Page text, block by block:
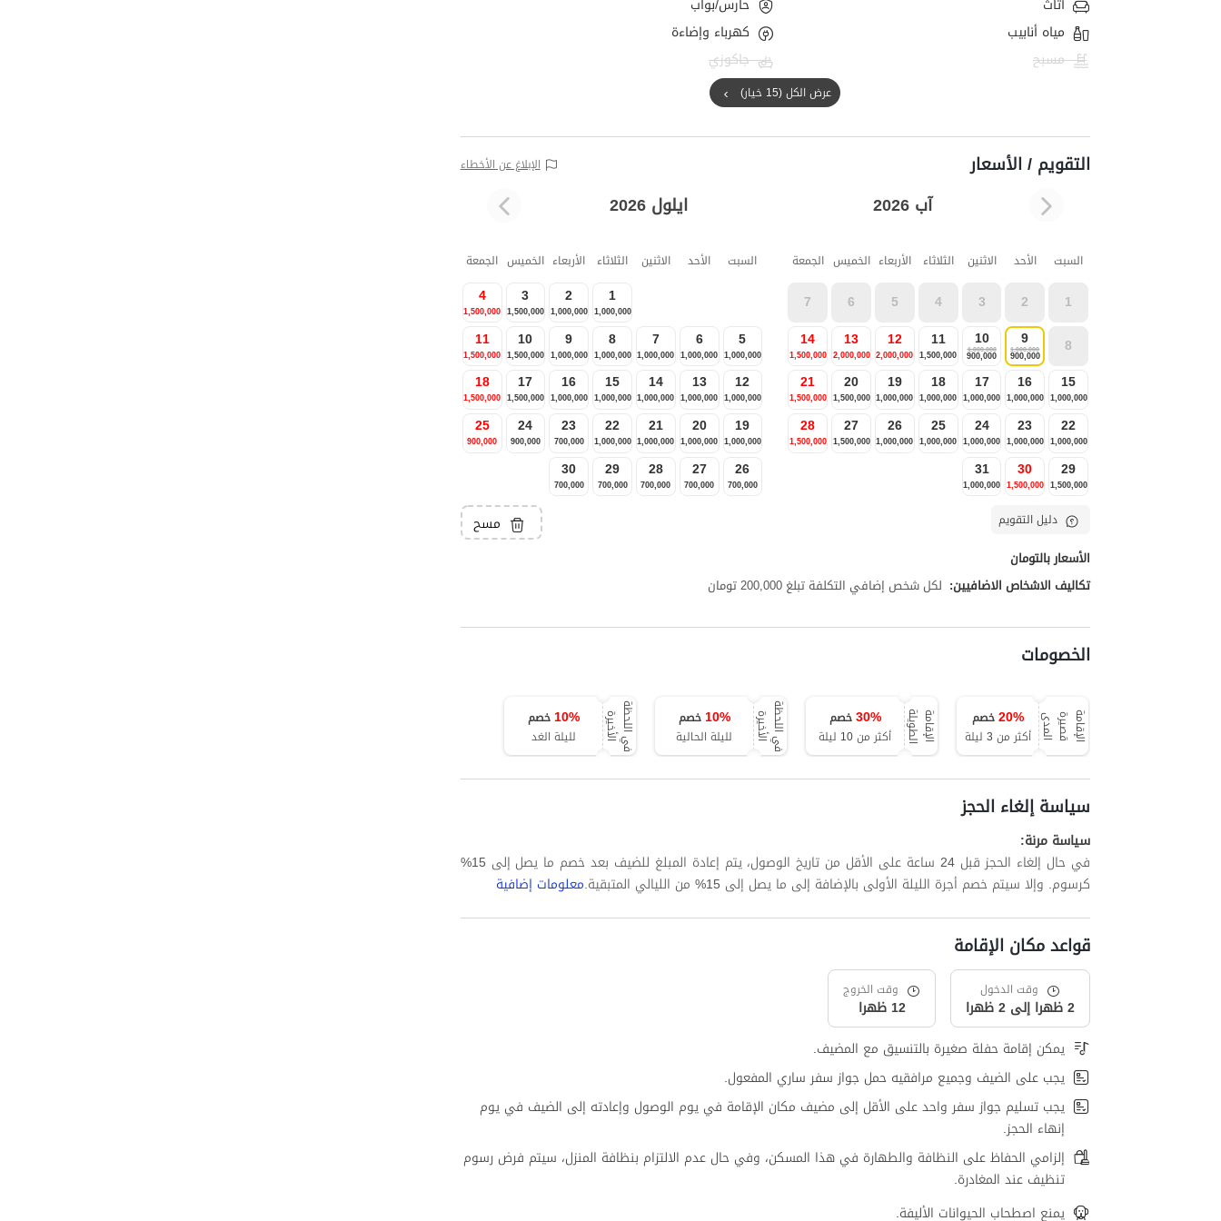
أثاث
حارس/بواب
مياه أنابيب
كهرباء وإضاءة
مسبح
جاكوزي
عرض الكل (15 خيار)
التقويم / الأسعار الإبلاغ عن الأخطاء
آب 2026 ايلول 2026
السبت الأحد الاثنين الثلاثاء الأربعاء الخميس الجمعة
1
2
3
4
5
6
7
8
9
1,000,000
900,000
10
1,000,000
900,000
11
1,500,000
12
2,000,000
13
2,000,000
14
1,500,000
15
1,000,000
16
1,000,000
17
1,000,000
18
1,000,000
19
1,000,000
20
1,500,000
21
1,500,000
22
1,000,000
23
1,000,000
24
1,000,000
25
1,000,000
26
1,000,000
27
1,500,000
28
1,500,000
29
1,500,000
30
1,500,000
31
1,000,000
السبت الأحد الاثنين الثلاثاء الأربعاء الخميس الجمعة
1
1,000,000
2
1,000,000
3
1,500,000
4
1,500,000
5
1,000,000
6
1,000,000
7
1,000,000
8
1,000,000
9
1,000,000
10
1,500,000
11
1,500,000
12
1,000,000
13
1,000,000
14
1,000,000
15
1,000,000
16
1,000,000
17
1,500,000
18
1,500,000
19
1,000,000
20
1,000,000
21
1,000,000
22
1,000,000
23
700,000
24
900,000
25
900,000
26
700,000
27
700,000
28
700,000
29
700,000
30
700,000
دليل التقويم مسح
الأسعار بالتومان
تكاليف الاشخاص الاضافيين: لكل شخص إضافي التكلفة تبلغ 200,000 تومان
الخصومات
ا
ل
إ
ق
ا
م
ة
ق
ص
ي
ر
ة
ا
ل
م
د ى 20%
خصم
أكثر من 3 ليلة
ا
ل
إ
ق
ا
م
ة
ا
ل
ط
و
ي
لة 30%
خصم
أكثر من 10 ليلة
ف
ي
ا
ل
ل
ح
ظ
ة
ا
ل
أ
خ
ي
رة 10%
خصم
لليلة الحالية
ف
ي
ا
ل
ل
ح
ظ
ة
ا
ل
أ
خ
ي
رة 10%
خصم
لليلة الغد
سياسة إلغاء الحجز
سياسة مرنة:
في حال إلغاء الحجز قبل 24 ساعة على الأقل من تاريخ الوصول، يتم إعادة المبلغ للضيف بعد خصم ما يصل إلى 15%
كرسوم. وإلا سيتم خصم أجرة الليلة الأولى بالإضافة إلى ما يصل إلى 15% من الليالي المتبقية.
معلومات إضافية
قواعد مكان الإقامة
وقت الدخول
2 ظهرا إلى 2 ظهرا
وقت الخروج
12 ظهرا
يمكن إقامة حفلة صغيرة بالتنسيق مع المضيف.
يجب على الضيف وجميع مرافقيه حمل جواز سفر ساري المفعول.
يجب تسليم جواز سفر واحد على الأقل إلى مضيف مكان الإقامة في يوم الوصول وإعادته إلى الضيف في يوم
إنهاء الحجز.
إلزامي الحفاظ على النظافة والطهارة في هذا المسكن، وفي حال عدم الالتزام بنظافة المنزل، سيتم فرض رسوم
تنظيف عند المغادرة.
يمنع اصطحاب الحيوانات الأليفة.